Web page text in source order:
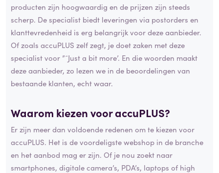
producten zijn hoogwaardig en de prijzen zijn steeds
scherp. De specialist biedt leveringen via postorders en
klanttevredenheid is erg belangrijk voor deze aanbieder.
Of zoals accuPLUS zelf zegt, je doet zaken met deze
specialist voor ”˜Just a bit more’. En die woorden maakt
deze aanbieder, zo lezen we in de beoordelingen van
bestaande klanten, echt waar.
Waarom kiezen voor accuPLUS?
Er zijn meer dan voldoende redenen om te kiezen voor
accuPLUS. Het is de voordeligste webshop in de branche
en het aanbod mag er zijn. Of je nou zoekt naar
smartphones, digitale camera’s, PDA’s, laptops of high